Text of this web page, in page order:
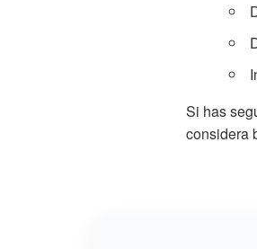
Si has
considera